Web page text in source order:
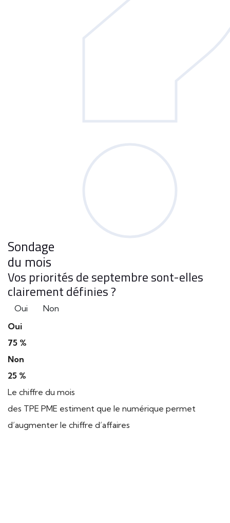
Sondage
du mois
Vos priorités de septembre sont-elles
clairement définies ?
Oui
Non
Oui
75 %
Non
25 %
Le chiffre du mois
des TPE PME estiment que le numérique permet
d’augmenter le chiffre d’affaires